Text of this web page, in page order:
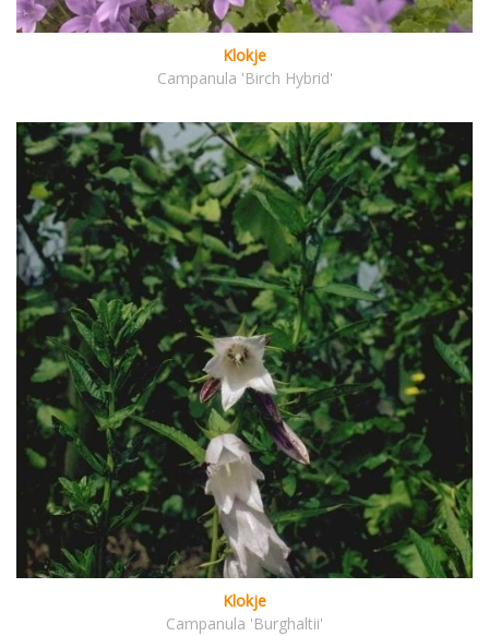
Klokje
Campanula 'Birch Hybrid'
Klokje
Campanula 'Burghaltii'